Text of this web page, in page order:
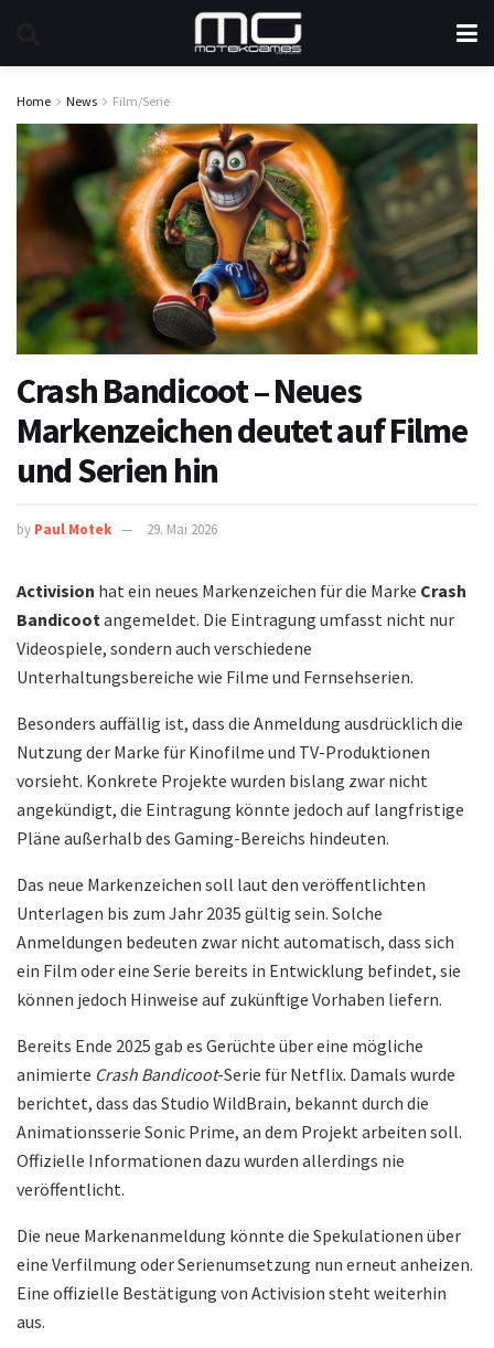
Home News Film/Serie
Crash Bandicoot – Neues
Markenzeichen deutet auf Filme
und Serien hin
by Paul Motek 29. Mai 2026
Activision hat ein neues Markenzeichen für die Marke Crash
Bandicootangemeldet. Die Eintragung umfasst nicht nur
Videospiele, sondern auch verschiedene
Unterhaltungsbereiche wie Filme und Fernsehserien.
Besonders auffällig ist, dass die Anmeldung ausdrücklich die
Nutzung der Marke für Kinofilme und TV-Produktionen
vorsieht. Konkrete Projekte wurden bislang zwar nicht
angekündigt, die Eintragung könnte jedoch auf langfristige
Pläne außerhalb des Gaming-Bereichs hindeuten.
Das neue Markenzeichen soll laut den veröffentlichten
Unterlagen bis zum Jahr 2035 gültig sein. Solche
Anmeldungen bedeuten zwar nicht automatisch, dass sich
ein Film oder eine Serie bereits in Entwicklung befindet, sie
können jedoch Hinweise auf zukünftige Vorhaben liefern.
Bereits Ende 2025 gab es Gerüchte über eine mögliche
animierte Crash Bandicoot-Serie für Netflix. Damals wurde
berichtet, dass das Studio WildBrain, bekannt durch die
Animationsserie Sonic Prime, an dem Projekt arbeiten soll.
Offizielle Informationen dazu wurden allerdings nie
veröffentlicht.
Die neue Markenanmeldung könnte die Spekulationen über
eine Verfilmung oder Serienumsetzung nun erneut anheizen.
Eine offizielle Bestätigung von Activision steht weiterhin
aus.